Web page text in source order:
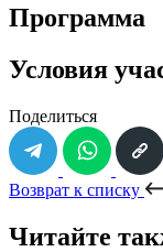
Программа
Условия
Поделиться
Возврат к списку
Читайте